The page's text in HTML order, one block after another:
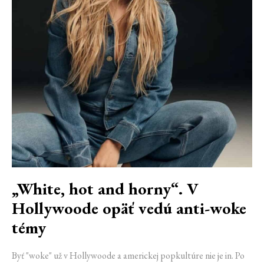
„White, hot and horny“. V
Hollywoode opäť vedú anti-woke
témy
Byť "woke" už v Hollywoode a americkej popkultúre nie je in. Po